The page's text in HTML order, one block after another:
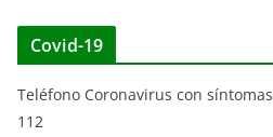
Covid-19
Teléfono Coronavirus con síntomas
112